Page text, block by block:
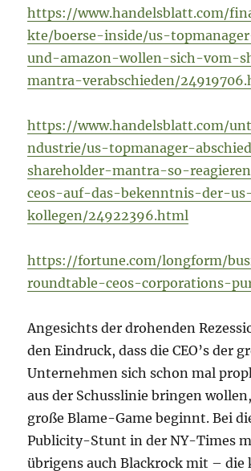
https://www.handelsblatt.com/
kte/boerse-inside/us-
und-amazon-wollen-sich-vom-
mantra-verabschieden/
https://www.handelsblatt.com/
ndustrie/us-topmanager-
shareholder-mantra-so-
ceos-auf-das-bekenntnis-der-
kollegen/24922396.html
https://fortune.com/longform/
roundtable-ceos-corporations-
Angesichts der drohenden
den Eindruck, dass die CEO’s der
Unternehmen sich schon mal
aus der Schusslinie bringen
große Blame-Game beginnt. Bei
Publicity-Stunt in der NY-Times
übrigens auch Blackrock mit – die